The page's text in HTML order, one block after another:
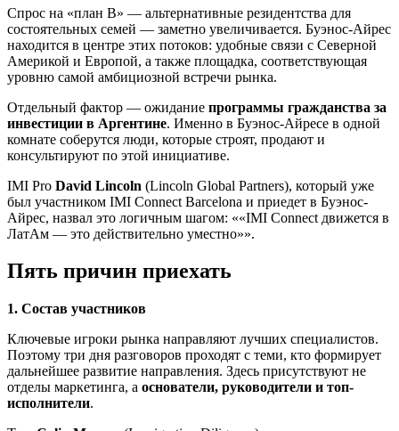
Спрос на «план B» — альтернативные резидентства для
состоятельных семей — заметно увеличивается. Буэнос-Айрес
находится в центре этих потоков: удобные связи с Северной
Америкой и Европой, а также площадка, соответствующая
уровню самой амбициозной встречи рынка.
Отдельный фактор — ожидание программы гражданства за
инвестиции в Аргентине. Именно в Буэнос-Айресе в одной
комнате соберутся люди, которые строят, продают и
консультируют по этой инициативе.
IMI Pro David Lincoln (Lincoln Global Partners), который уже
был участником IMI Connect Barcelona и приедет в Буэнос-
Айрес, назвал это логичным шагом:
«IMI Connect движется в
ЛатАм — это действительно уместно» .
Пять причин приехать
1. Состав участников
Ключевые игроки рынка направляют лучших специалистов.
Поэтому три дня разговоров проходят с теми, кто формирует
дальнейшее развитие направления. Здесь присутствуют не
отделы маркетинга, а основатели, руководители и топ-
исполнители.